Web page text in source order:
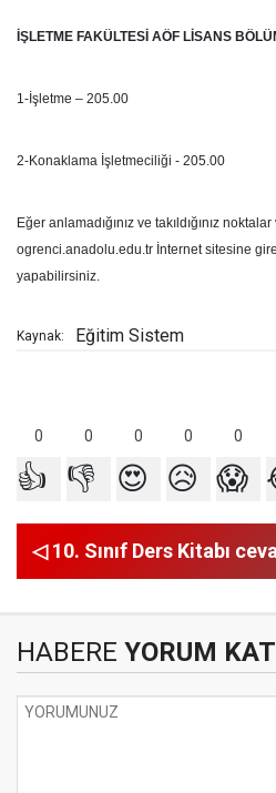
İŞLETME FAKÜLTESİ AÖF LİSANS
1-İşletme – 205.00
2-Konaklama İşletmeciliği - 205.00
Eğer anlamadığınız ve takıldığınız
ogrenci.anadolu.edu.tr İnternet sitesine
yapabilirsiniz.
Kaynak: Eğitim Sistem
0 0 0 0 0
👍 👎 😍 😥 😱
◁ 10. Sınıf Ders Kitabı
HABERE YORUM KAT